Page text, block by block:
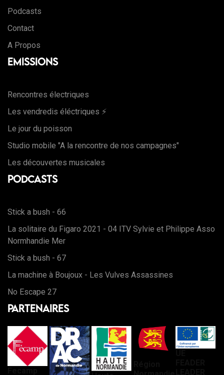
Podcasts
Contact
A Propos
Emissions
Rencontres électriques
Les vendredis éléctriques ⚡️
Le jour du poisson
Studio mobile "A la rencontre de nos campagnes"
Les découvertes musicales
Podcasts
Stick a bush - 66
La solitaire du Figaro 2021 - 04 ITV Sylvie et Philippe Asso
Normhandie Mer
Stick a bush - 67
La machine à Boujoux - Les Vulves Assassines
No Escape 27
Partenaires